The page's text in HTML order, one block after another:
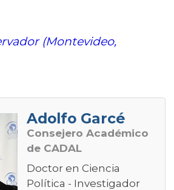
(Montevideo,
Adolfo Garcé
Consejero Académico
de CADAL
Doctor en Ciencia
Política - Investigador